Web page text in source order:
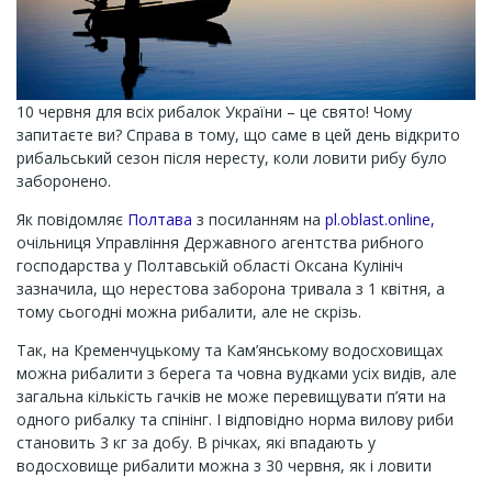
10 червня для всіх рибалок України – це свято! Чому
запитаєте ви? Справа в тому, що саме в цей день відкрито
рибальський сезон після нересту, коли ловити рибу було
заборонено.
Як повідомляє Полтава з посиланням на pl.oblast.online,
очільниця Управління Державного агентства рибного
господарства у Полтавській області Оксана Кулініч
зазначила, що нерестова заборона тривала з 1 квітня, а
тому сьогодні можна рибалити, але не скрізь.
Так, на Кременчуцькому та Кам’янському водосховищах
можна рибалити з берега та човна вудками усіх видів, але
загальна кількість гачків не може перевищувати п’яти на
одного рибалку та спінінг. І відповідно норма вилову риби
становить 3 кг за добу. В річках, які впадають у
водосховище рибалити можна з 30 червня, як і ловити